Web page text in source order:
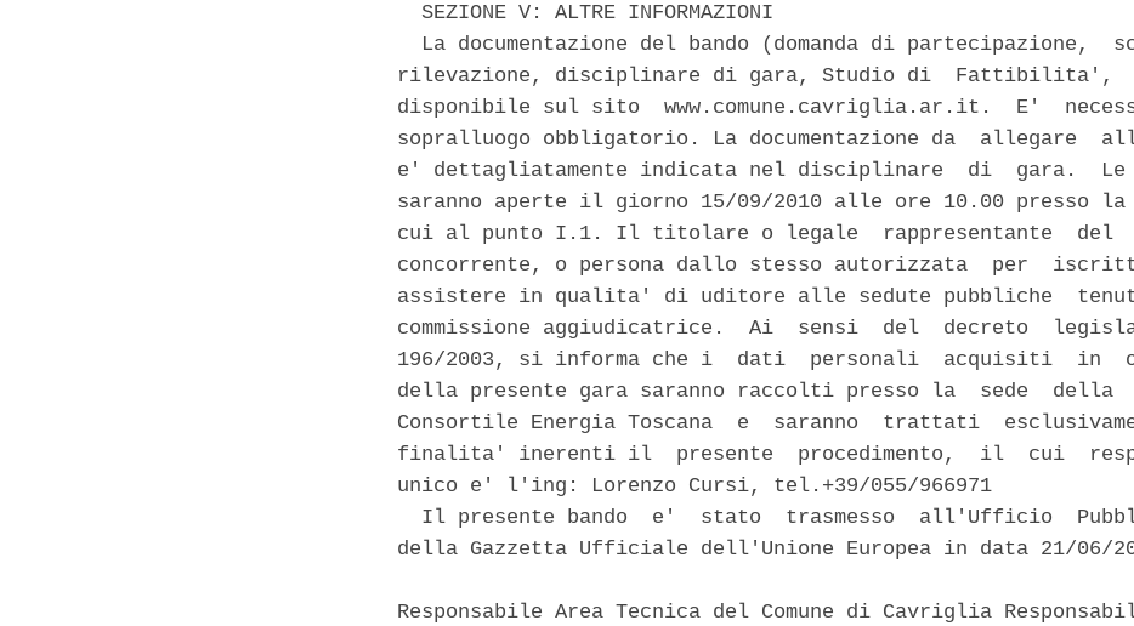
  SEZIONE V: ALTRE INFORMAZIONI
La documentazione del bando (domanda di partecipazione,
rilevazione, disciplinare di gara, Studio di  Fattibilita',
disponibile sul sito  www.comune.cavriglia.ar.it.  E'
sopralluogo obbligatorio. La documentazione da  allegare
e' dettagliatamente indicata nel disciplinare  di  gara.
saranno aperte il giorno 15/09/2010 alle ore 10.00 presso
cui al punto I.1. Il titolare o legale  rappresentante  del
concorrente, o persona dallo stesso autorizzata  per
assistere in qualita' di uditore alle sedute pubbliche
commissione aggiudicatrice.  Ai  sensi  del  decreto
196/2003, si informa che i  dati  personali  acquisiti  in
della presente gara saranno raccolti presso la  sede  della
Consortile Energia Toscana  e  saranno  trattati
finalita' inerenti il  presente  procedimento,  il  cui
unico e' l'ing: Lorenzo Cursi, tel.+39/055/966971
Il presente bando  e'  stato  trasmesso  all'Ufficio
della Gazzetta Ufficiale dell'Unione Europea in data 21/06/
Responsabile Area Tecnica del Comune di Cavriglia